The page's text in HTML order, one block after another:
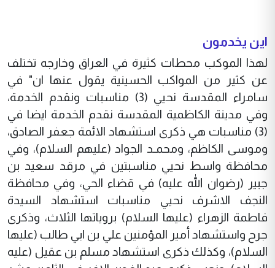
اين يخدمون
لهذا الموكب محطات كثيرة في العراق وخارجه تختلف
عن كثير من المواكب الحسينية يقول عنها ان" في
سامراء المقدسة نحيي (3) مناسبات ونقدم الخدمة،
وفي مدينة الكاظمية المقدسة نقدم الخدمة ايضا في
(3) مناسبات هي ذكرى استشهاد الائمة جعفر الصادق،
وموسى الكاظم، ومحمـد الجواد (عليهم السلام)، وفي
محافظة واسط نحيي مناسبتين في مرقد سعيد بن
جبير (رضوان الله عليه) في قضاء الحي، وفي محافظة
النجف الاشرف نحيي مناسبات استشهاد السيدة
فاطمة الزهراء (عليها السلام) بروياتها الثلاث، وذكرى
جرح واستشهاد أمير المؤمنين علي بن ابي طالب (عليها
السلام)، وكذلك ذكرى استشهاد مسلم بن عقيل (عليه